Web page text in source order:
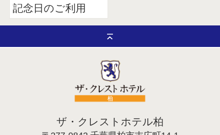
記念日のご利用
ザ・クレストホテル柏